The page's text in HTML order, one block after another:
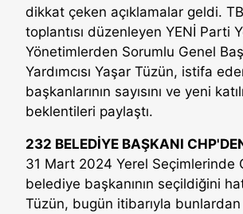
dikkat çeken açıklamalar geldi.
toplantısı düzenleyen YENİ Parti
Yönetimlerden Sorumlu Genel
Yardımcısı Yaşar Tüzün, istifa
başkanlarının sayısını ve yeni
beklentileri paylaştı.
232 BELEDİYE BAŞKANI
31 Mart 2024 Yerel Seçimlerinde
belediye başkanının seçildiğini
Tüzün, bugün itibarıyla